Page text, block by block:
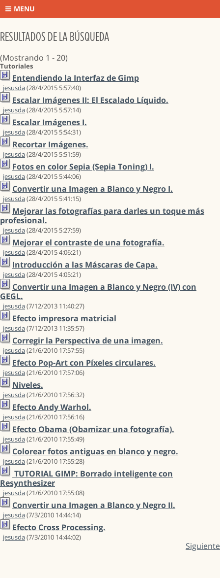
MENU
RESULTADOS DE LA BÚSQUEDA
(Mostrando 1 - 20)
Tutoriales
Entendiendo la Interfaz de Gimp
jesusda(28/4/2015 5:57:40)
Escalar Imágenes II: El Escalado Líquido.
jesusda(28/4/2015 5:57:14)
Escalar Imágenes I.
jesusda(28/4/2015 5:54:31)
Recortar Imágenes.
jesusda(28/4/2015 5:51:59)
Fotos en color Sepia (Sepia Toning) I.
jesusda(28/4/2015 5:44:06)
Convertir una Imagen a Blanco y Negro I.
jesusda(28/4/2015 5:41:15)
Mejorar las fotografías para darles un toque más
profesional.
jesusda(28/4/2015 5:27:59)
Mejorar el contraste de una fotografía.
jesusda(28/4/2015 4:06:21)
Introducción a las Máscaras de Capa.
jesusda(28/4/2015 4:05:21)
Convertir una Imagen a Blanco y Negro (IV) con
GEGL.
jesusda(7/12/2013 11:40:27)
Efecto impresora matricial
jesusda(7/12/2013 11:35:57)
Corregir la Perspectiva de una imagen.
jesusda(21/6/2010 17:57:55)
Efecto Pop-Art con Píxeles circulares.
jesusda(21/6/2010 17:57:06)
Niveles.
jesusda(21/6/2010 17:56:32)
Efecto Andy Warhol.
jesusda(21/6/2010 17:56:16)
Efecto Obama (Obamizar una fotografía).
jesusda(21/6/2010 17:55:49)
Colorear fotos antiguas en blanco y negro.
jesusda(21/6/2010 17:55:28)
TUTORIAL GIMP: Borrado inteligente con
Resynthesizer
jesusda(21/6/2010 17:55:08)
Convertir una Imagen a Blanco y Negro II.
jesusda(7/3/2010 14:44:14)
Efecto Cross Processing.
jesusda(7/3/2010 14:44:02)
Siguiente